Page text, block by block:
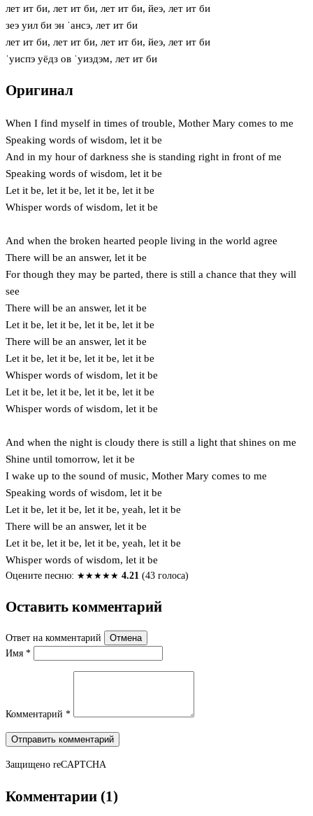
лет ит би, лет ит би, лет ит би, йеэ, лет ит би
зеэ уил би эн ˈансэ, лет ит би
лет ит би, лет ит би, лет ит би, йеэ, лет ит би
ˈуиспэ уёдз ов ˈуиздэм, лет ит би
Оригинал
When I find myself in times of trouble, Mother Mary comes to me
Speaking words of wisdom, let it be
And in my hour of darkness she is standing right in front of me
Speaking words of wisdom, let it be
Let it be, let it be, let it be, let it be
Whisper words of wisdom, let it be
And when the broken hearted people living in the world agree
There will be an answer, let it be
For though they may be parted, there is still a chance that they will
see
There will be an answer, let it be
Let it be, let it be, let it be, let it be
There will be an answer, let it be
Let it be, let it be, let it be, let it be
Whisper words of wisdom, let it be
Let it be, let it be, let it be, let it be
Whisper words of wisdom, let it be
And when the night is cloudy there is still a light that shines on me
Shine until tomorrow, let it be
I wake up to the sound of music, Mother Mary comes to me
Speaking words of wisdom, let it be
Let it be, let it be, let it be, yeah, let it be
There will be an answer, let it be
Let it be, let it be, let it be, yeah, let it be
Whisper words of wisdom, let it be
Оцените песню: ★★★★★ 4.21 (43 голоса)
Оставить комментарий
Ответ на комментарий
Отмена
Имя *
Комментарий *
Отправить комментарий
Защищено reCAPTCHA
Комментарии (1)